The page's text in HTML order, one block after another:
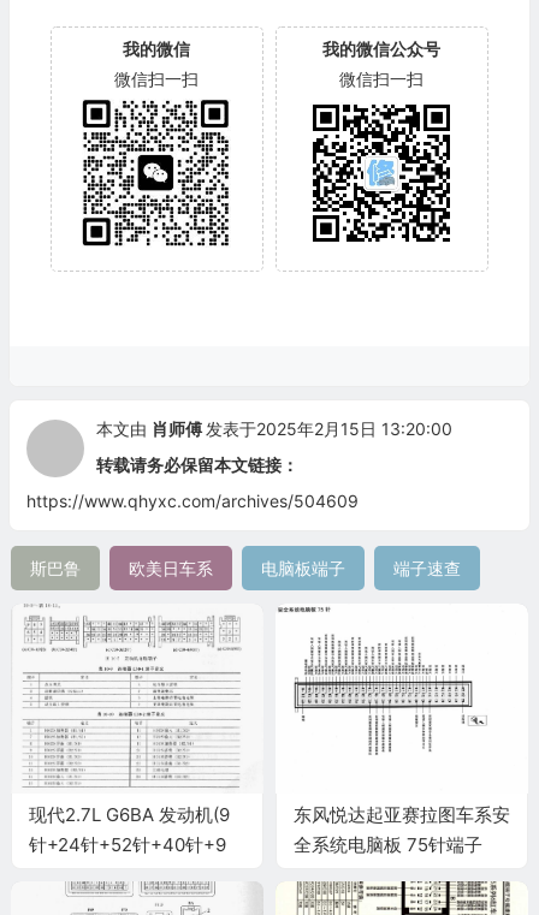
我的微信
微信扫一扫
我的微信公众号
微信扫一扫
本文由 肖师傅 发表于2025年2月15日 13:20:00
转载请务必保留本文链接：
https://www.qhyxc.com/archives/504609
斯巴鲁 欧美日车系 电脑板端子 端子速查
现代2.7L G6BA 发动机(9
针+24针+52针+40针+9
东风悦达起亚赛拉图车系安
全系统电脑板 75针端子